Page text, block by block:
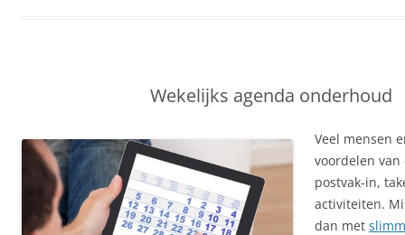
Wekelijks agenda onderhoud
Veel mensen
voordelen
postvak-in,
activiteiten.
dan met